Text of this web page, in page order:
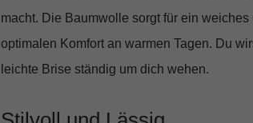
macht. Die Baumwolle sorgt für ein
optimalen Komfort an warmen Tagen. Du
leichte Brise ständig um dich wehen.